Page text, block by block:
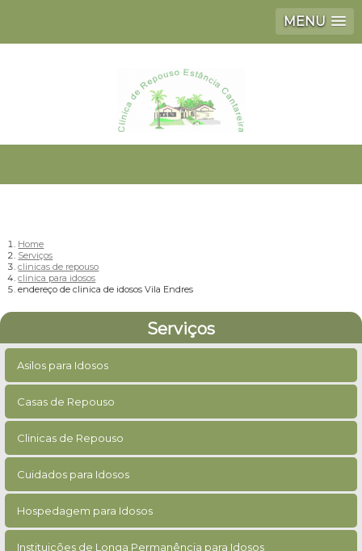
MENU
Home
Serviços
clinicas de repouso
clinica para idosos
endereço de clinica de idosos Vila Endres
Serviços
Asilos para Idosos
Casas de Repouso
Clinicas de Repouso
Cuidados para Idosos
Hospedagem para Idosos
Instituições de Longa Permanência para Idosos